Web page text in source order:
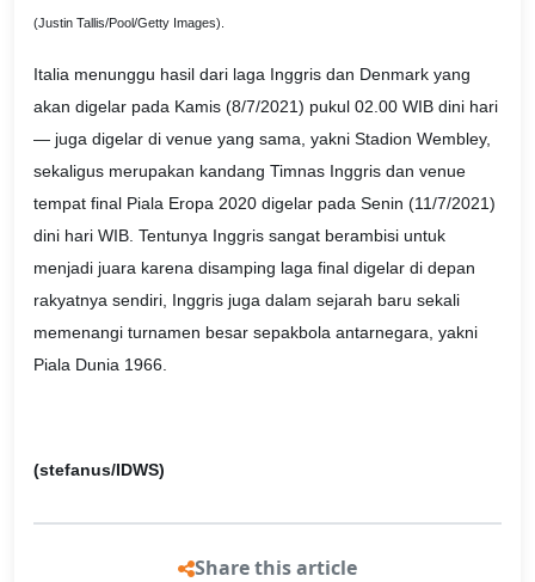
(Justin Tallis/Pool/Getty Images).
Italia menunggu hasil dari laga Inggris dan Denmark yang
akan digelar pada Kamis (8/7/2021) pukul 02.00 WIB dini hari
— juga digelar di venue yang sama, yakni Stadion Wembley,
sekaligus merupakan kandang Timnas Inggris dan venue
tempat final Piala Eropa 2020 digelar pada Senin (11/7/2021)
dini hari WIB. Tentunya Inggris sangat berambisi untuk
menjadi juara karena disamping laga final digelar di depan
rakyatnya sendiri, Inggris juga dalam sejarah baru sekali
memenangi turnamen besar sepakbola antarnegara, yakni
Piala Dunia 1966.
(stefanus/IDWS)
Share this article